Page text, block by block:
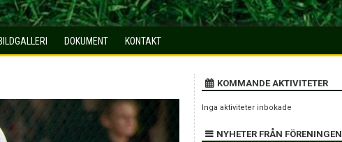
BILDGALLERI DOKUMENT KONTAKT
KOMMANDE AKTIVITETER
Inga aktiviteter inbokade
NYHETER FRÅN FÖRENINGEN